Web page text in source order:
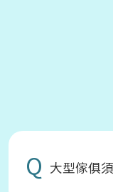
Q 大型傢俱